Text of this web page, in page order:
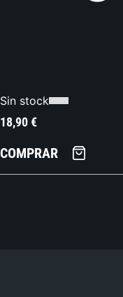
Sin stock
18,90€
COMPRAR